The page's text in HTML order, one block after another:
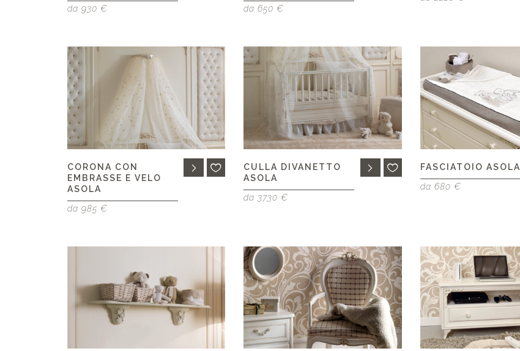
da 930 €
da 650 €
CORONA CON
EMBRASSE E VELO
ASOLA
da 985 €
CULLA DIVANETTO
ASOLA
da 3730 €
FASCIATOIO ASOLA
da 680 €